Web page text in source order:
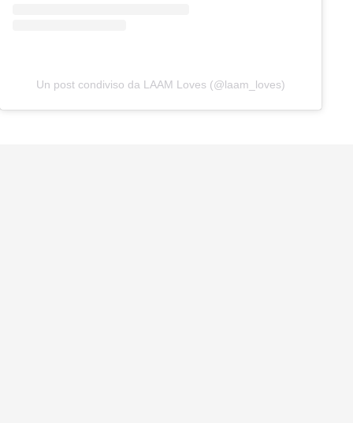
Un post condiviso da LAAM Loves (@laam_loves)